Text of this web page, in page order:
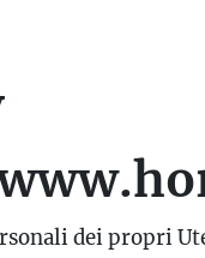
dei propri